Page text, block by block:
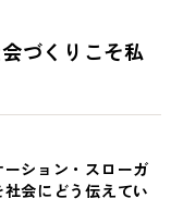
づくりこそ私
ション・スローガ
会にどう伝えてい